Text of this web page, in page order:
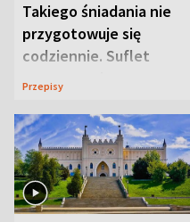
Takiego śniadania nie
przygotowuje się
codziennie. Suflet
serowy zachwyca
Przepisy